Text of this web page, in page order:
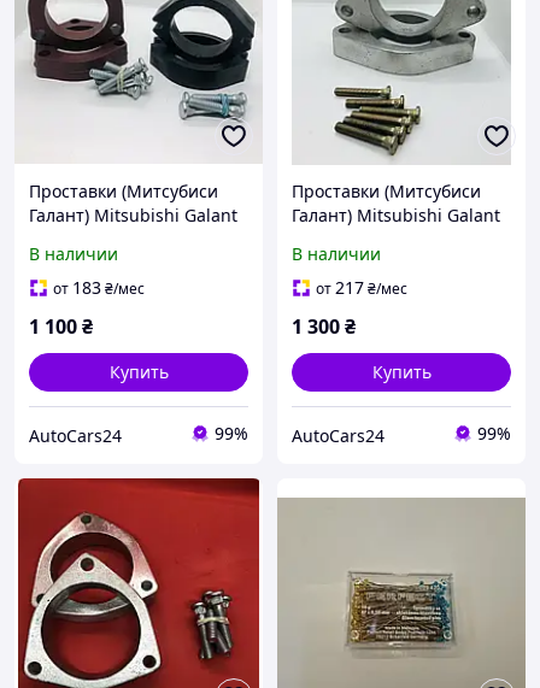
Проставки (Митсубиси
Галант) Mitsubishi Galant
полиуретан
В наличии
от 183₴/мес
1 100₴
Купить
AutoCars24 99%
Проставки (Митсубиси
Галант) Mitsubishi Galant
30мм
В наличии
от217₴/мес
1 300₴
Купить
AutoCars24 99%